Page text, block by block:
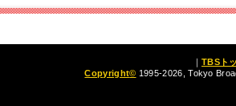
｜TBSト
Copyright© 1995-2026, Tokyo